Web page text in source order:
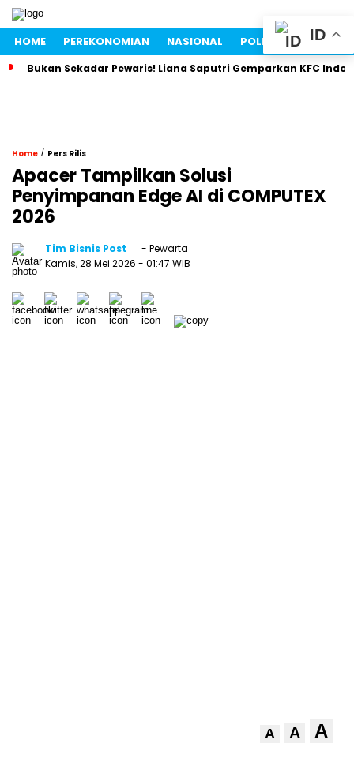
HOME PEREKONOMIAN NASIONAL POLITIK LIFESTYLE
Bukan Sekadar Pewaris! Liana Saputri Gemparkan KFC
Home / Pers Rilis
Apacer Tampilkan Solusi
Penyimpanan Edge AI di COMPUTEX
2026
Tim Bisnis Post
- Pewarta
Kamis, 28 Mei 2026 - 01:47 WIB
A A A
ID